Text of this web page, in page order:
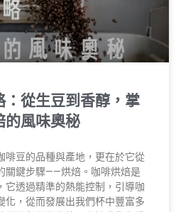
：從生豆到香醇，掌
的風味奧秘
啡豆的品種與產地，更在於它從
關鍵步驟——烘焙。咖啡烘焙是
它透過精準的熱能控制，引導咖
化，從而發展出我們杯中豐富多